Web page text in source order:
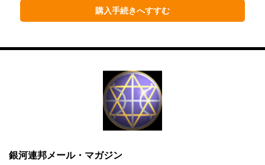
銀河連邦メール・マガジン
2月
7月 8月 9月
11月
2月
4月 5月
購入手続きへすすむ